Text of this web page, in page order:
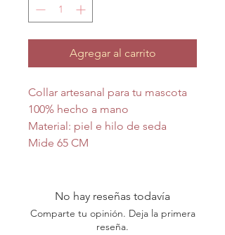
Agregar al carrito
Collar artesanal para tu mascota
100% hecho a mano
Material: piel e hilo de seda
Mide 65 CM
No hay reseñas todavía
Comparte tu opinión. Deja la primera
reseña.